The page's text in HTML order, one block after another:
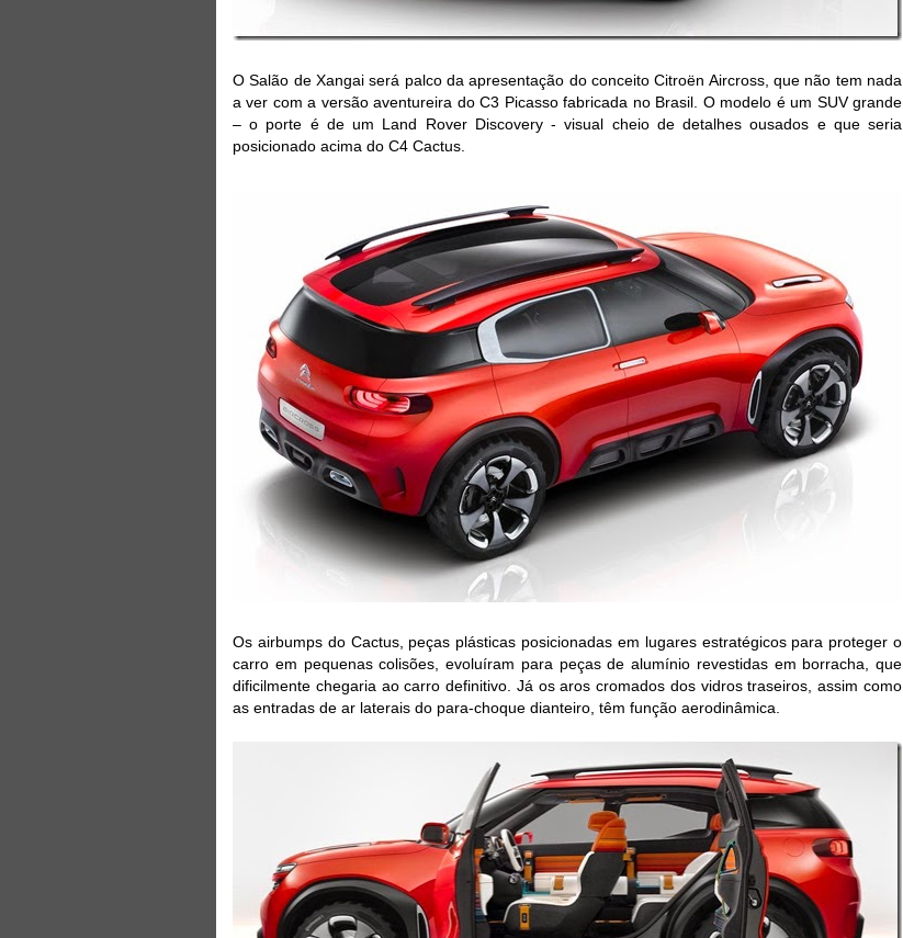
O Salão de Xangai será palco da apresentação do conceito Citroën Aircross, que não tem nada
a ver com a versão aventureira do C3 Picasso fabricada no Brasil. O modelo é um SUV grande
– o porte é de um Land Rover Discovery - visual cheio de detalhes ousados e que seria
posicionado acima do C4 Cactus.
Os airbumps do Cactus, peças plásticas posicionadas em lugares estratégicos para proteger o
carro em pequenas colisões, evoluíram para peças de alumínio revestidas em borracha, que
dificilmente chegaria ao carro definitivo. Já os aros cromados dos vidros traseiros, assim como
as entradas de ar laterais do para-choque dianteiro, têm função aerodinâmica.